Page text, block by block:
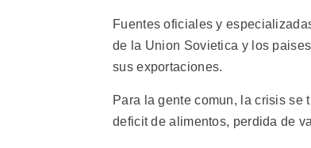
Fuentes oficiales y
de la Union Sovietica y los
sus exportaciones.
Para la gente comun, la crisis se
deficit de alimentos, perdida de